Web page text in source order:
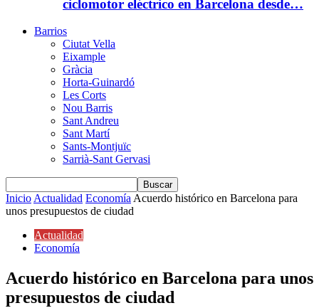
ciclomotor eléctrico en Barcelona desde…
Barrios
Ciutat Vella
Eixample
Gràcia
Horta-Guinardó
Les Corts
Nou Barris
Sant Andreu
Sant Martí
Sants-Montjuïc
Sarrià-Sant Gervasi
InicioActualidad EconomíaAcuerdo histórico en Barcelona para
unos presupuestos de ciudad
Actualidad
Economía
Acuerdo histórico en Barcelona para unos
presupuestos de ciudad